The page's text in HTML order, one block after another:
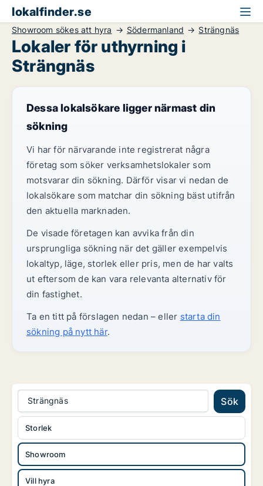
lokalfinder.se
Showroom sökes att hyra Södermanland Strängnäs
Lokaler för uthyrning i
Strängnäs
Dessa lokalsökare ligger närmast din
sökning
Vi har för närvarande inte registrerat några
företag som söker verksamhetslokaler som
motsvarar din sökning. Därför visar vi nedan de
lokalsökare som matchar din sökning bäst utifrån
den aktuella marknaden.
De visade företagen kan avvika från din
ursprungliga sökning när det gäller exempelvis
lokaltyp, läge, storlek eller pris, men de har valts
ut eftersom de kan vara relevanta alternativ för
din fastighet.
Ta en titt på förslagen nedan – eller starta din
sökning på nytt här.
Strängnäs Sök
Showroom
Vill hyra
Storlek